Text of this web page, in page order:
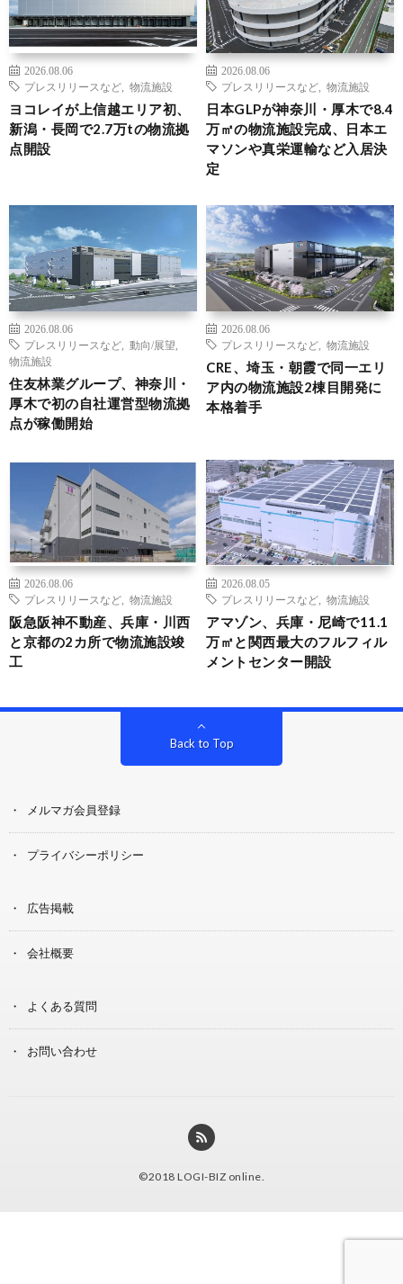
2026.08.06
プレスリリースなど
物流施設
ヨコレイが上信越エリア初、
新潟・長岡で2.7万tの物流拠
点開設
2026.08.06
プレスリリースなど
物流施設
日本GLPが神奈川・厚木で8.4
万㎡の物流施設完成、日本エ
マソンや真栄運輸など入居決
定
2026.08.06
プレスリリースなど
動向/展望
物流施設
住友林業グループ、神奈川・
厚木で初の自社運営型物流拠
点が稼働開始
2026.08.06
プレスリリースなど
物流施設
CRE、埼玉・朝霞で同一エリ
ア内の物流施設2棟目開発に
本格着手
2026.08.06
プレスリリースなど
物流施設
阪急阪神不動産、兵庫・川西
と京都の2カ所で物流施設竣
工
2026.08.05
プレスリリースなど
物流施設
アマゾン、兵庫・尼崎で11.1
万㎡と関西最大のフルフィル
メントセンター開設
Back to Top
メルマガ会員登録
プライバシーポリシー
広告掲載
会社概要
よくある質問
お問い合わせ
©2018 LOGI-BIZ online